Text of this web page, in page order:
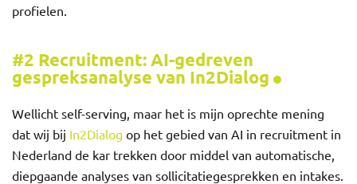
profielen.
#2 Recruitment: AI-gedreven
gespreksanalyse van In2Dialog
Wellicht self-serving, maar het is mijn oprechte mening
dat wij bij In2Dialog op het gebied van AI in recruitment in
Nederland de kar trekken door middel van automatische,
diepgaande analyses van sollicitatiegesprekken en intakes.